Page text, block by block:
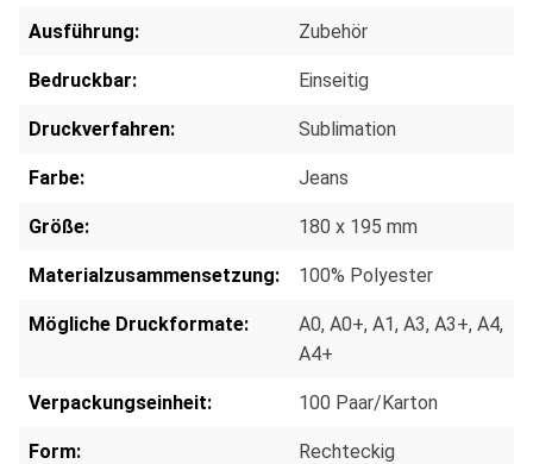
Ausführung: Zubehör
Bedruckbar: Einseitig
Druckverfahren: Sublimation
Farbe: Jeans
Größe: 180 x 195 mm
Materialzusammensetzung: 100% Polyester
Mögliche Druckformate: A0, A0+, A1, A3, A3+, A4,
A4+
Verpackungseinheit: 100 Paar/Karton
Form: Rechteckig